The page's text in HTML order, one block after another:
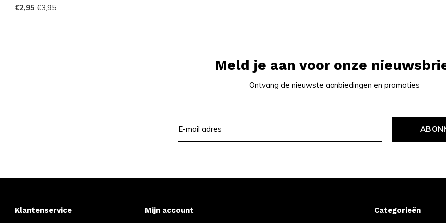
€2,95 €3,95
Meld je aan voor onze
Ontvang de nieuwste aanbiedingen en promoties
Klantenservice Mijn account Categorieën